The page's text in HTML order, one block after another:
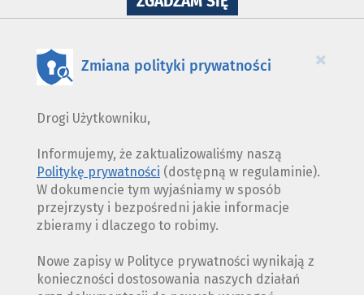
WYKORZYSTANIE
×
Zmiana polityki prywatności
Drogi Użytkowniku,
Informujemy, że zaktualizowaliśmy naszą
Politykę prywatności (dostępną w regulaminie).
W dokumencie tym wyjaśniamy w sposób
przejrzysty i bezpośredni jakie informacje
zbieramy i dlaczego to robimy.
Nowe zapisy w Polityce prywatności wynikają z
konieczności dostosowania naszych działań